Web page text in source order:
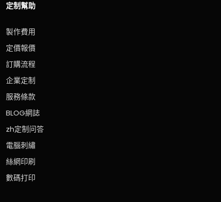
定制幫助
製作費用
定價報價
訂購流程
企業定制
服務條款
BLOG網誌
zh定制问答
電腦刺繡
絲網印刷
數碼打印